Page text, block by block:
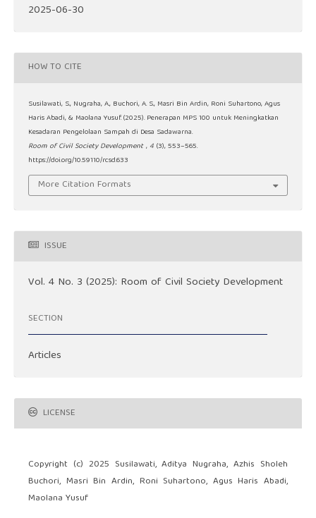
2025-06-30
HOW TO CITE
Susilawati, S., Nugraha, A., Buchori, A. S., Masri Bin Ardin, Roni Suhartono, Agus
Haris Abadi, & Maolana Yusuf. (2025). Penerapan MPS 100 untuk Meningkatkan
Kesadaran Pengelolaan Sampah di Desa Sadawarna.
Room of Civil Society Development , 4 (3), 553–565.
https://doi.org/10.59110/rcsd.633
More Citation Formats
ISSUE
Vol. 4 No. 3 (2025): Room of Civil Society Development
SECTION
Articles
LICENSE
Copyright (c) 2025 Susilawati, Aditya Nugraha, Azhis Sholeh
Buchori, Masri Bin Ardin, Roni Suhartono, Agus Haris Abadi,
Maolana Yusuf